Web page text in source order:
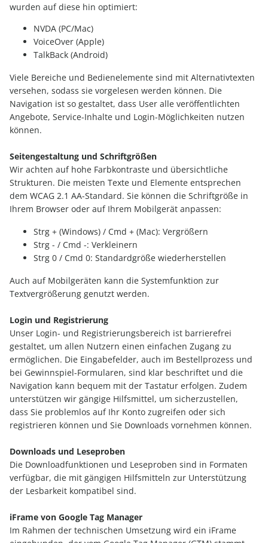
wurden auf diese hin optimiert:
NVDA (PC/Mac)
VoiceOver (Apple)
TalkBack (Android)
Viele Bereiche und Bedienelemente sind mit Alternativtexten
versehen, sodass sie vorgelesen werden können. Die
Navigation ist so gestaltet, dass User alle veröffentlichten
Angebote, Service-Inhalte und Login-Möglichkeiten nutzen
können.
Seitengestaltung und Schriftgrößen
Wir achten auf hohe Farbkontraste und übersichtliche
Strukturen. Die meisten Texte und Elemente entsprechen
dem WCAG 2.1 AA-Standard. Sie können die Schriftgröße in
Ihrem Browser oder auf Ihrem Mobilgerät anpassen:
Strg + (Windows) / Cmd + (Mac): Vergrößern
Strg - / Cmd -: Verkleinern
Strg 0 / Cmd 0: Standardgröße wiederherstellen
Auch auf Mobilgeräten kann die Systemfunktion zur
Textvergrößerung genutzt werden.
Login und Registrierung
Unser Login- und Registrierungsbereich ist barrierefrei
gestaltet, um allen Nutzern einen einfachen Zugang zu
ermöglichen. Die Eingabefelder, auch im Bestellprozess und
bei Gewinnspiel-Formularen, sind klar beschriftet und die
Navigation kann bequem mit der Tastatur erfolgen. Zudem
unterstützen wir gängige Hilfsmittel, um sicherzustellen,
dass Sie problemlos auf Ihr Konto zugreifen oder sich
registrieren können und Sie Downloads vornehmen können.
Downloads und Leseproben
Die Downloadfunktionen und Leseproben sind in Formaten
verfügbar, die mit gängigen Hilfsmitteln zur Unterstützung
der Lesbarkeit kompatibel sind.
iFrame von Google Tag Manager
Im Rahmen der technischen Umsetzung wird ein iFrame